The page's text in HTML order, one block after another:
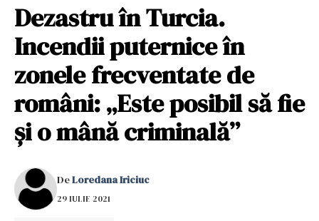
Dezastru în Turcia.
Incendii puternice în
zonele frecventate de
români: „Este posibil să fie
și o mână criminală”
DeLoredana Iriciuc
29 IULIE 2021